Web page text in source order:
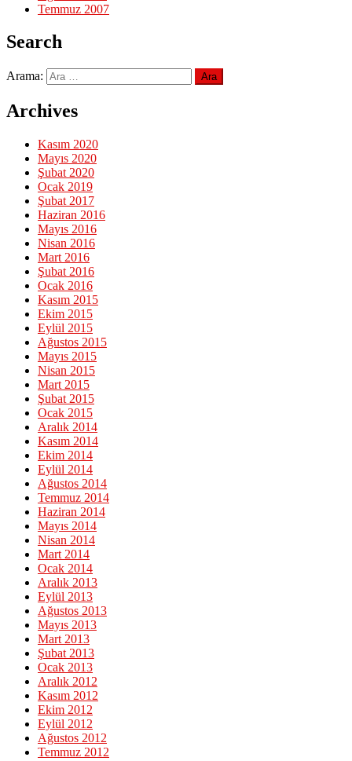
Temmuz 2007
Search
Arama:
Archives
Kasım 2020
Mayıs 2020
Şubat 2020
Ocak 2019
Şubat 2017
Haziran 2016
Mayıs 2016
Nisan 2016
Mart 2016
Şubat 2016
Ocak 2016
Kasım 2015
Ekim 2015
Eylül 2015
Ağustos 2015
Mayıs 2015
Nisan 2015
Mart 2015
Şubat 2015
Ocak 2015
Aralık 2014
Kasım 2014
Ekim 2014
Eylül 2014
Ağustos 2014
Temmuz 2014
Haziran 2014
Mayıs 2014
Nisan 2014
Mart 2014
Ocak 2014
Aralık 2013
Eylül 2013
Ağustos 2013
Mayıs 2013
Mart 2013
Şubat 2013
Ocak 2013
Aralık 2012
Kasım 2012
Ekim 2012
Eylül 2012
Ağustos 2012
Temmuz 2012